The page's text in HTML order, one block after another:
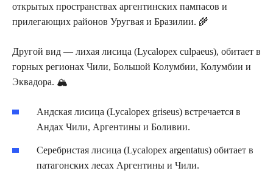
открытых пространствах аргентинских пампасов и
прилегающих районов Уругвая и Бразилии. 🌾
Другой вид — лихая лисица (Lycalopex culpaeus), обитает в
горных регионах Чили, Большой Колумбии, Колумбии и
Эквадора. 🏔️
Андская лисица (Lycalopex griseus) встречается в
Андах Чили, Аргентины и Боливии.
Серебристая лисица (Lycalopex argentatus) обитает в
патагонских лесах Аргентины и Чили.